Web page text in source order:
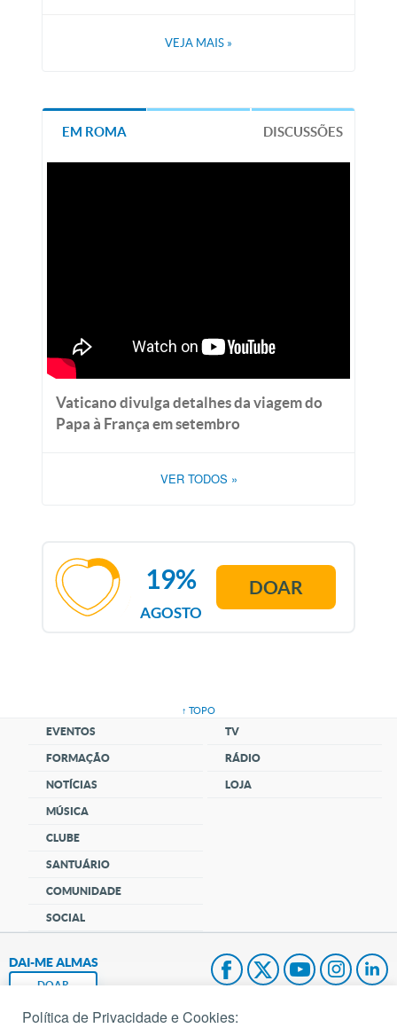
VEJA MAIS »
EM ROMA DISCUSSÕES
Vaticano divulga detalhes da viagem do
Papa à França em setembro
VER TODOS »
AGOSTO
19% DOAR
↑ TOPO
EVENTOS
FORMAÇÃO
NOTÍCIAS
MÚSICA
CLUBE
SANTUÁRIO
COMUNIDADE
SOCIAL
TV
RÁDIO
LOJA
DAI-ME ALMAS
DOAR
Política de Privacidade e Cookies: